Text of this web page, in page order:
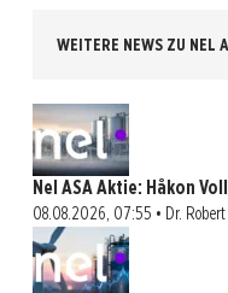
WEITERE NEWS ZU NEL
Nel ASA Aktie: Håkon
08.08.2026, 07:55 • Dr. Robert